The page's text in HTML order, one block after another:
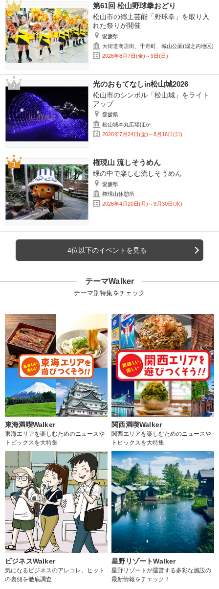
第61回 松山野球拳おどり
松山市の郷土芸能「野球拳」を取り入
れた祭りが開催
愛媛県
大街道商店街、千舟町、城山公園(堀之内地区)
2026年8月7日(金)～9日(日)
光のおもてなしin松山城2026
松山市のシンボル「松山城」をライト
アップ
愛媛県
松山城本丸広場ほか
2026年7月24日(金)～8月16日(日)
権現山 流しそうめん
緑の中で楽しむ流しそうめん
愛媛県
権現山休憩所
2026年4月20日(月)～9月30日(水)
4位以下のイベントを見る
テーマWalker
テーマ別特集をチェック
東海満喫Walker
東海エリアを楽しむためのニュースや
トピックスを大特集
関西満喫Walker
関西エリアを楽しむためのニュースや
トピックスを大特集
ビジネスWalker
気になるビジネスのアレコレ、ヒット
の裏側を徹底調査
星野リゾートWalker
星野リゾートが運営する多彩な施設の
最新情報をチェック！